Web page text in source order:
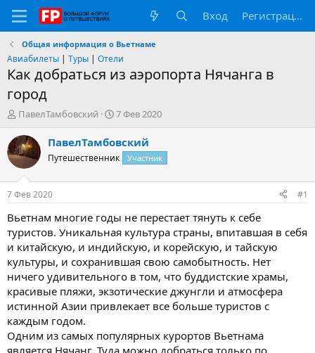
Вход Регистрация
Общая информация о Вьетнаме
Авиабилеты | Туры | Отели
Как добраться из аэропорта Нячанга в
город
А
т
о
т
е
м
ы
ПавелТамбовский
Д
т
н
а
л
7 Фев 2020
ПавелТамбовский
Путешественник Участник
7 Фев 2020 #1
Вьетнам многие годы не перестает тянуть к себе
туристов. Уникальная культура страны, впитавшая в себя
и китайскую, и индийскую, и корейскую, и тайскую
культуры, и сохранившая свою самобытность. Нет
ничего удивительного в том, что буддистские храмы,
красивые пляжи, экзотические джунгли и атмосфера
истинной Азии привлекает все больше туристов с
каждым годом.
Одним из самых популярных курортов Вьетнама
является Нячанг. Туда можно добраться только по